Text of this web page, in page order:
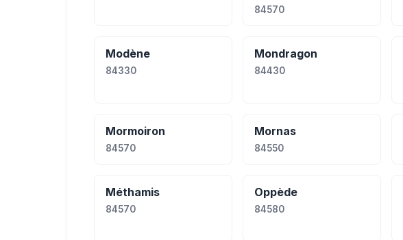
84570
Modène
84330
Mondragon
84430
Mormoiron
84570
Mornas
84550
Méthamis
84570
Oppède
84580